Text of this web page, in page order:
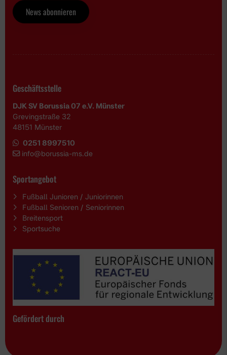
News abonnieren
Geschäftsstelle
DJK SV Borussia 07 e.V. Münster
Grevingstraße 32
48151 Münster
0251 8997510
info@borussia-ms.de
Sportangebot
Fußball Junioren / Juniorinnen
Fußball Senioren / Seniorinnen
Breitensport
Sportsuche
Gefördert durch